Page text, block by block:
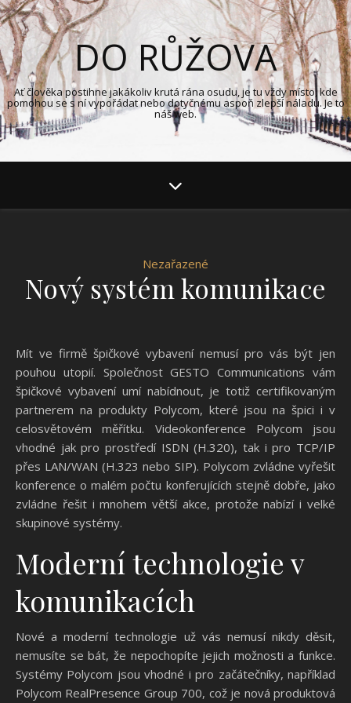
DO RŮŽOVA
Ať člověka postihne jakákoliv krutá rána osudu, je tu vždy místo, kde
pomohou se s ní vypořádat nebo dotyčnému aspoň zlepší náladu. Je to
náš web.
Nezařazené
Nový systém komunikace
Mít ve firmě špičkové vybavení nemusí pro vás být jen
pouhou utopií. Společnost GESTO Communications vám
špičkové vybavení umí nabídnout, je totiž certifikovaným
partnerem na produkty Polycom, které jsou na špici i v
celosvětovém měřítku. Videokonference Polycom jsou
vhodné jak pro prostředí ISDN (H.320), tak i pro TCP/IP
přes LAN/WAN (H.323 nebo SIP). Polycom zvládne vyřešit
konference o malém počtu konferujících stejně dobře, jako
zvládne řešit i mnohem větší akce, protože nabízí i velké
skupinové systémy.
Moderní technologie v
komunikacích
Nové a moderní technologie už vás nemusí nikdy děsit,
nemusíte se bát, že nepochopíte jejich možnosti a funkce.
Systémy Polycom jsou vhodné i pro začátečníky, například
Polycom RealPresence Group 700, což je nová produktová